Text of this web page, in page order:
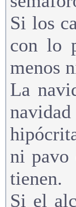
Si los
con lo
menos
La
ni pavo
tienen.
Si el